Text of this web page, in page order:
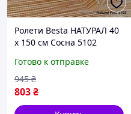
Ролети Besta НАТУРАЛ 40
х 150 см Сосна 5102
Готово к отправке
803₴
945 ₴